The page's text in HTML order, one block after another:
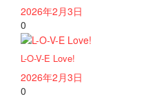
2026年2月3日
0
L-O-V-E Love!
2026年2月3日
0